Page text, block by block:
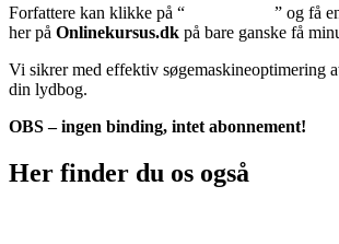
Forfattere kan klikke på “
” og få
her på Onlinekursus.dk på bare ganske få
Vi sikrer med effektiv søgemaskineoptimering
din lydbog.
OBS – ingen binding, intet abonnement!
Her finder du os også